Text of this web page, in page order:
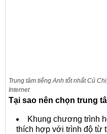
Trung tâm tiếng Anh tốt nhất Củ
Internet
Tại sao nên chọn trung
Khung chương trình
thích hợp với trình độ từ